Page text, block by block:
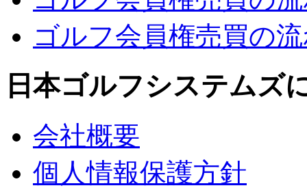
ゴルフ会員権売買の
日本ゴルフシステムズ
会社概要
個人情報保護方針